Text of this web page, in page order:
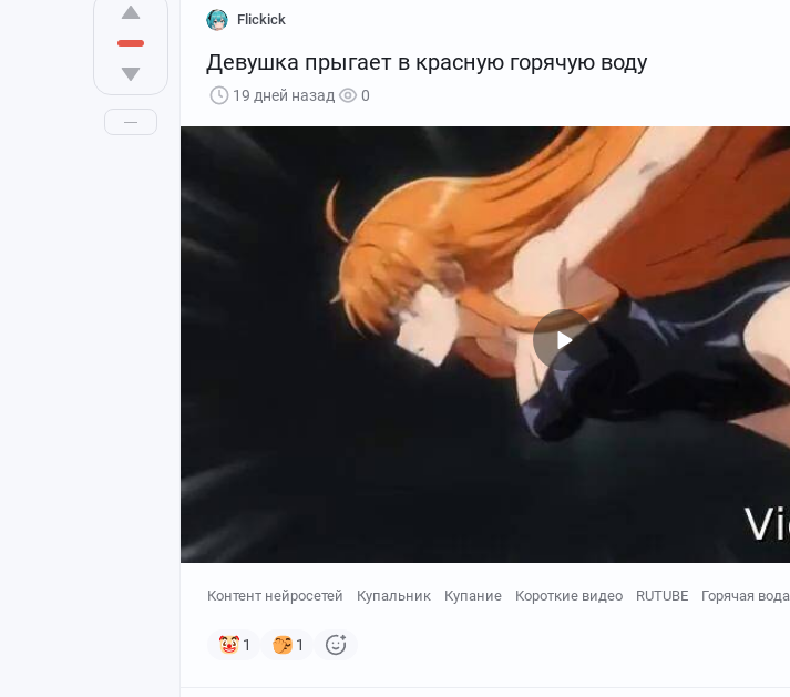
Flickick
Девушка прыгает в красную горячую воду
19 дней назад 0
Контент нейросетей Купальник Купание Короткие видео RUTUBE Горячая вода
1 1